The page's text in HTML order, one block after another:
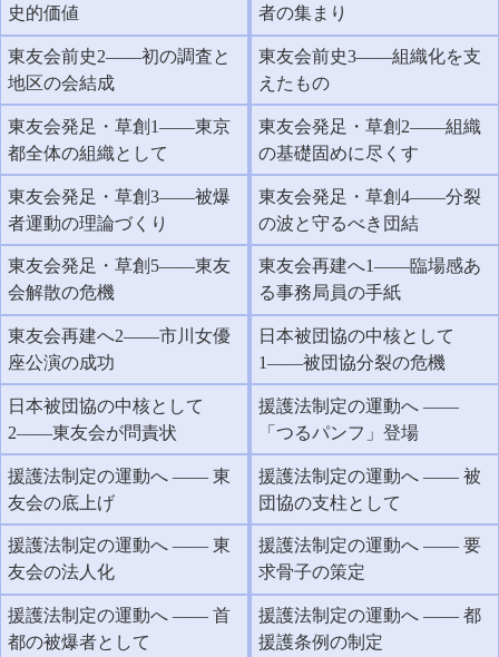
史的価値
者の集まり
東友会前史2――初の調査と
地区の会結成
東友会前史3――組織化を支
えたもの
東友会発足・草創1――東京
都全体の組織として
東友会発足・草創2――組織
の基礎固めに尽くす
東友会発足・草創3――被爆
者運動の理論づくり
東友会発足・草創4――分裂
の波と守るべき団結
東友会発足・草創5――東友
会解散の危機
東友会再建へ1――臨場感あ
る事務局員の手紙
東友会再建へ2――市川女優
座公演の成功
日本被団協の中核として
1――被団協分裂の危機
日本被団協の中核として
2――東友会が問責状
援護法制定の運動へ ――
「つるパンフ」登場
援護法制定の運動へ ―― 東
友会の底上げ
援護法制定の運動へ ―― 被
団協の支柱として
援護法制定の運動へ ―― 東
友会の法人化
援護法制定の運動へ ―― 要
求骨子の策定
援護法制定の運動へ ―― 首
都の被爆者として
援護法制定の運動へ ―― 都
援護条例の制定